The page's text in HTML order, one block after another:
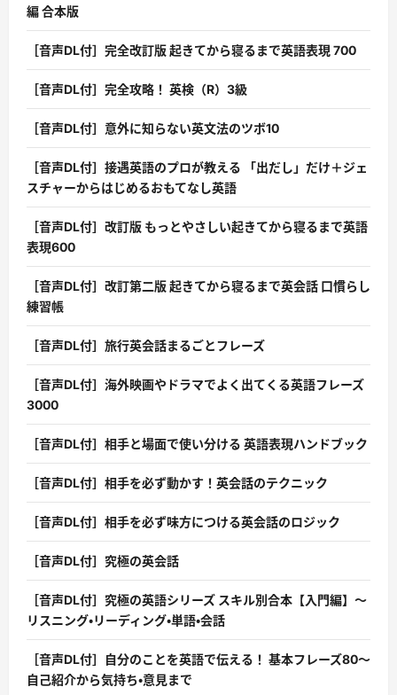
編 合本版
［音声DL付］完全改訂版 起きてから寝るまで英語表現 700
［音声DL付］完全攻略！ 英検（R）3級
［音声DL付］意外に知らない英文法のツボ10
［音声DL付］接遇英語のプロが教える 「出だし」だけ＋ジェ
スチャーからはじめるおもてなし英語
［音声DL付］改訂版 もっとやさしい起きてから寝るまで英語
表現600
［音声DL付］改訂第二版 起きてから寝るまで英会話 口慣らし
練習帳
［音声DL付］旅行英会話まるごとフレーズ
［音声DL付］海外映画やドラマでよく出てくる英語フレーズ
3000
［音声DL付］相手と場面で使い分ける 英語表現ハンドブック
［音声DL付］相手を必ず動かす！英会話のテクニック
［音声DL付］相手を必ず味方につける英会話のロジック
［音声DL付］究極の英会話
［音声DL付］究極の英語シリーズ スキル別合本【入門編】〜
リスニング・リーディング・単語・会話
［音声DL付］自分のことを英語で伝える！ 基本フレーズ80〜
自己紹介から気持ち・意見まで